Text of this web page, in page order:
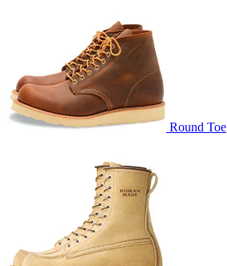
Round Toe